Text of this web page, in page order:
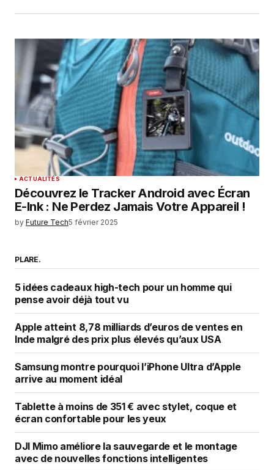
ACTUALITÉS
Découvrez le Tracker Android avec Écran
E-Ink : Ne Perdez Jamais Votre Appareil !
by Future Tech5 février 2025
PLARE.
5 idées cadeaux high-tech pour un homme qui
pense avoir déjà tout vu
Apple atteint 8,78 milliards d’euros de ventes en
Inde malgré des prix plus élevés qu’aux USA
Samsung montre pourquoi l’iPhone Ultra d’Apple
arrive au moment idéal
Tablette à moins de 351 € avec stylet, coque et
écran confortable pour les yeux
DJI Mimo améliore la sauvegarde et le montage
avec de nouvelles fonctions intelligentes